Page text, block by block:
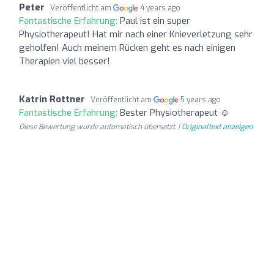
Peter Veröffentlicht am 4 years ago
Fantastische Erfahrung: Paul ist ein super
Physiotherapeut! Hat mir nach einer Knieverletzung sehr
geholfen! Auch meinem Rücken geht es nach einigen
Therapien viel besser!
Katrin Rottner Veröffentlicht am 5 years ago
Fantastische Erfahrung: Bester Physiotherapeut ☺️
Diese Bewertung wurde automatisch übersetzt. |Originaltext anzeigen